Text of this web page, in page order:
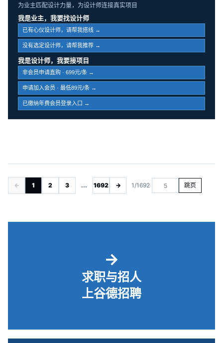
为业主匹配设计力量，为设计师连接真实项目
我是业主，我要找设计师
已有心仪设计师，请帮我搭线 →
没有选定设计师，请帮我推荐 →
我是设计师，我要接项目
非会员申请直购 · 699元/条 →
申请加入会员 · 最低89元/条 →
已缴纳年费会员登录入口 →
← 1 2 3 ... 1692 → 1/1692 跳页
→
求职与招人
上谷德招聘